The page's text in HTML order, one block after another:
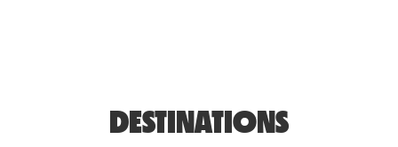
DESTINATIONS